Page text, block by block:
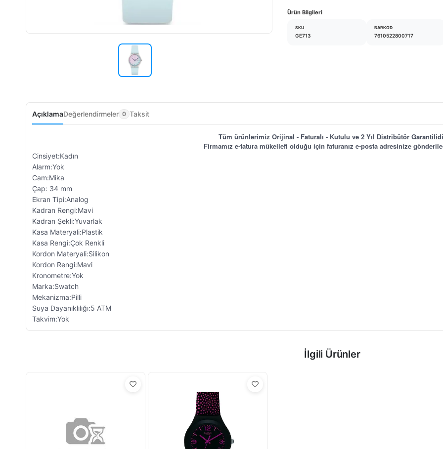
Ürün Bilgileri
SKU
GE713
BARKOD
7610522800717
AçıklamaDeğerlendirmeler 0 Taksit
Tüm ürünlerimiz Orijinal - Faturalı - Kutulu ve 2 Yıl Distribütör
Firmamız e-fatura mükellefi olduğu için faturanız e-posta adresinize
Cinsiyet:Kadın
Alarm:Yok
Cam:Mika
Çap: 34 mm
Ekran Tipi:Analog
Kadran Rengi:Mavi
Kadran Şekli:Yuvarlak
Kasa Materyali:Plastik
Kasa Rengi:Çok Renkli
Kordon Materyali:Silikon
Kordon Rengi:Mavi
Kronometre:Yok
Marka:Swatch
Mekanizma:Pilli
Suya Dayanıklılığı:5 ATM
Takvim:Yok
İlgili Ürünler